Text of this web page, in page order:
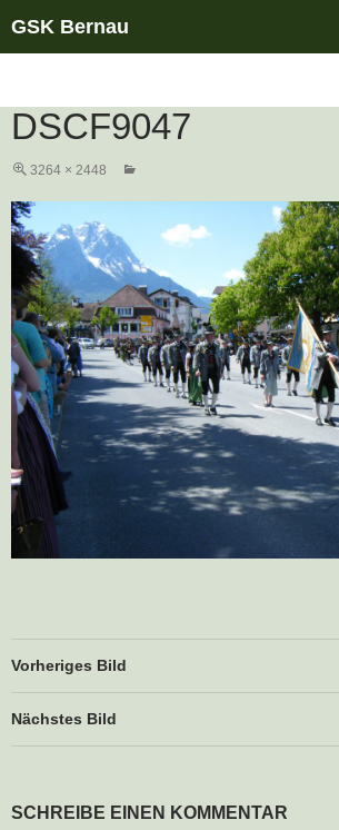
GSK Bernau
DSCF9047
3264 × 2448
Vorheriges Bild
Nächstes Bild
SCHREIBE EINEN KOMMENTAR